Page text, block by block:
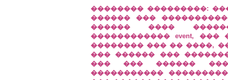
�������� ���������:
������ ���
������ ����
������������ event,
�������� ��� �� ����,
��� ������ ���
��� ��� ������
�����������